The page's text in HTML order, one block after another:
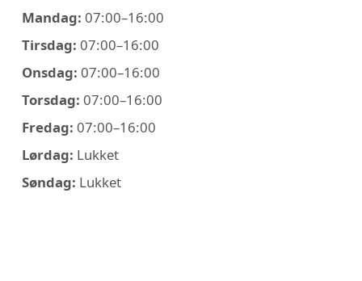
Mandag: 07:00–16:00
Tirsdag: 07:00–16:00
Onsdag: 07:00–16:00
Torsdag: 07:00–16:00
Fredag: 07:00–16:00
Lørdag: Lukket
Søndag: Lukket